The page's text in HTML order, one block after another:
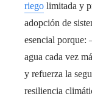
riego limitada y
adopción de
esencial porque:
agua cada vez
y refuerza la
resiliencia